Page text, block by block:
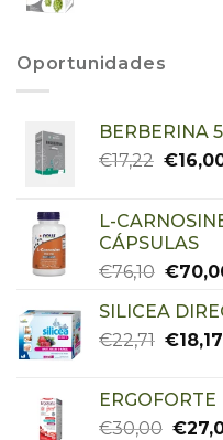
Oportunidades
BERBERINA
€17,22 €
L-
CÁPSULAS
€76,10 €
SILICEA
€22,71 €18,17
€30,00 €